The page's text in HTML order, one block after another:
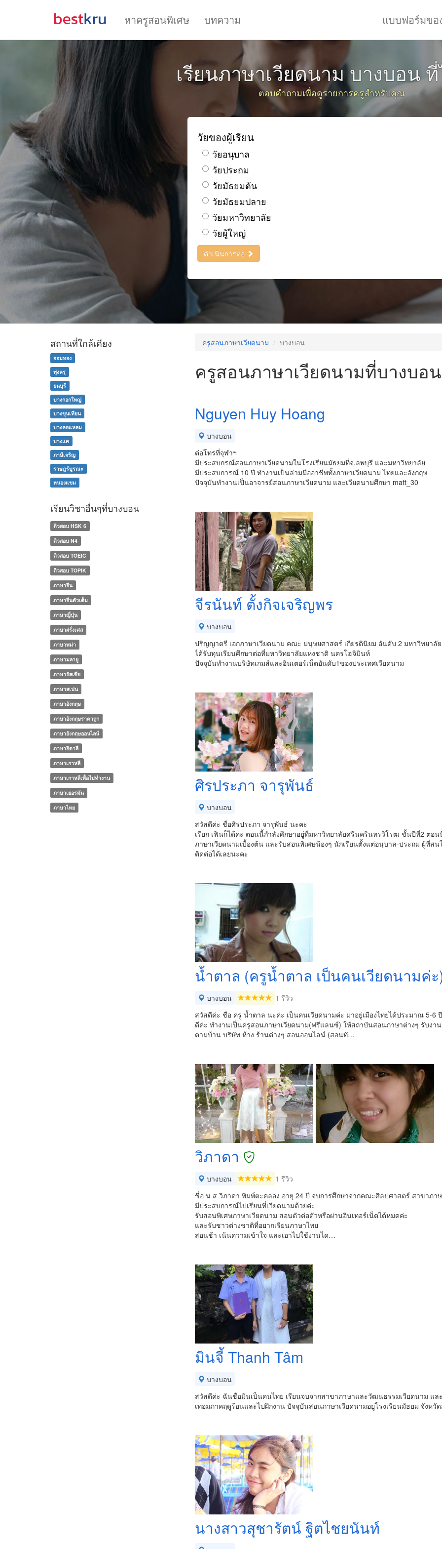
หาครูสอนพิเศษ บทความ แบบฟอร์มข
เรียนภาษาเวียดนาม บางบอน
ตอบคำถามเพื่อดูรายการครูสำหรับคุณ
วัยของผู้เรียน
วัยอนุบาล
วัยประถม
วัยมัธยมต้น
วัยมัธยมปลาย
วัยมหาวิทยาลัย
วัยผู้ใหญ่
ดำเนินการต่อ
ครูสอนภาษาเวียดนาม บางบอน
ครูสอนภาษาเวียดนามที่บางบอน
Nguyen Huy Hoang
บางบอน
ต่อโทรที่จุฬาฯ
มีประสบกรณ์สอนภาษาเวียดนามในโรงเรียนมัธยมที่จ.ลพบุรี และมหาวิทยาลัย
มีประสบการณ์ 10 ปี ทำงานเป็นล่ามมืออาชีพทั้งภาษาเวียดนาม ไทยและอังกฤษ
ปัจจุบันทำงานเป็นอาจารย์สอนภาษาเวียดนาม และเวียดนามศึกษา matt_30
จีรนันท์ ตั้งกิจเจริญพร
บางบอน
ปริญญาตรี เอกภาษาเวียดนาม คณะ มนุษยศาสตร์ เกียรตินิยม อันดับ 2 มหาวิทยาลั
ได้รับทุนเรียนศึกษาต่อที่มหาวิทยาลัยแห่งชาติ นครโฮจิมินห์
ปัจจุบันทำงานบริษัทเกมส์และอินเตอร์เน็ตอันดับ1ของประเทศเวียดนาม
ศิรประภา จารุพันธ์
บางบอน
สวัสดีค่ะ ชื่อศิรประภา จารุพันธ์ นะคะ
เรียก เฟินก็ได้ค่ะ ตอนนี้กำลังศึกษาอยู่ที่มหาวิทยาลัยศรีนครินทรวิโรฒ ชั้นปีที่2 ตอ
ภาษาเวียดนามเบื้องต้น และรับสอนพิเศษน้องๆ นักเรียนตั้งแต่อนุบาล-ประถม ผู้ที่ส
ติดต่อได้เลยนะคะ
น้ำตาล (ครูน้ำตาล เป็นคนเวียดนามค่ะ
บางบอน
1 รีวิว
สวัสดีค่ะ ชื่อ ครู น้ำตาล นะค่ะ เป็นคนเวียดนามค่ะ มาอยู่เมืองไทยได้ประมาณ 5-
ดีค่ะ ทำงานเป็นครูสอนภาษาเวียดนาม(ฟรีแลนซ์) ให้สถาบันสอนภาษาต่างๆ รับง
ตามบ้าน บริษัท ห้าง ร้านต่างๆ สอนออนไลน์ (สอนทั…
วิภาดา
บางบอน
1 รีวิว
ชื่อ น ส วิภาดา พิมพ์ตะคลอง อายุ 24 ปี จบการศึกษาจากคณะศิลปศาสตร์ สาขาภ
มีประสบการณ์ไปเรียนที่เวียดนามด้วยค่ะ
รับสอนพิเศษภาษาเวียดนาม สอนตัวต่อตัวหรือผ่านอินเทอร์เน็ตได้หมดค่ะ
และรับชาวต่างชาติที่อยากเรียนภาษาไทย
สอนช้า เน้นความเข้าใจ และเอาไปใช้งานได…
มินจี้ Thanh Tâm
บางบอน
สวัสดีค่ะ ฉันชื่อมินเป็นคนไทย เรียนจบจากสาขาภาษาและวัฒนธรรมเวียดนาม แล
เทอมภาคฤดูร้อนและไปฝึกงาน ปัจจุบันสอนภาษาเวียดนามอยู่โรงเรียนมัธยม จังหวั
นางสาวสุชารัตน์ ฐิตไชยนันท์
สถานที่ใกล้เคียง
จอมทอง
ทุ่งครุ
ธนบุรี
บางกอกใหญ่
บางขุนเทียน
บางคอแหลม
บางแค
ภาษีเจริญ
ราษฎร์บูรณะ
หนองแขม
เรียนวิชาอื่นๆที่บางบอน
ติวสอบ HSK 6
ติวสอบ N4
ติวสอบ TOEIC
ติวสอบ TOPIK
ภาษาจีน
ภาษาจีนตัวเต็ม
ภาษาญี่ปุ่น
ภาษาฝรั่งเศส
ภาษาพม่า
ภาษามลายู
ภาษารัสเซีย
ภาษาสเปน
ภาษาอังกฤษ
ภาษาอังกฤษราคาถูก
ภาษาอังกฤษออนไลน์
ภาษาอิตาลี
ภาษาเกาหลี
ภาษาเกาหลีเพื่อไปทำงาน
ภาษาเยอรมัน
ภาษาไทย